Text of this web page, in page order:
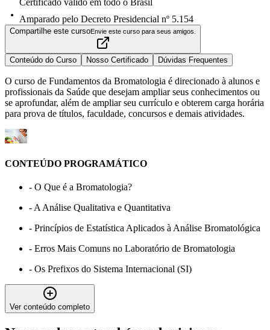
Certificado válido em todo o Brasil
Amparado pelo Decreto Presidencial nº 5.154
Compartilhe este cursoEnvie este curso para seus amigos.
Conteúdo do Curso Nosso Certificado Dúvidas Frequentes
O curso de Fundamentos da Bromatologia é direcionado à alunos e
profissionais da Saúde que desejam ampliar seus conhecimentos ou
se aprofundar, além de ampliar seu currículo e obterem carga horária
para prova de títulos, faculdade, concursos e demais atividades.
CONTEÚDO PROGRAMÁTICO
- O Que é a Bromatologia?
- A Análise Qualitativa e Quantitativa
- Princípios de Estatística Aplicados à Análise Bromatológica
- Erros Mais Comuns no Laboratório de Bromatologia
- Os Prefixos do Sistema Internacional (SI)
Ver conteúdo completo